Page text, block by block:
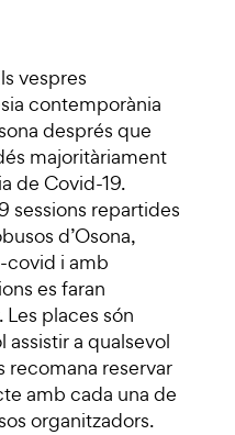
vespres
contemporània
després que
majoritàriament
de Covid-19.
sessions repartides
d’Osona,
covid i amb
es faran
Les places són
assistir a qualsevol
recomana reservar
amb cada una de
organitzadors.